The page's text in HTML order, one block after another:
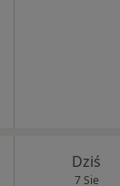
Dziś
7 Sie